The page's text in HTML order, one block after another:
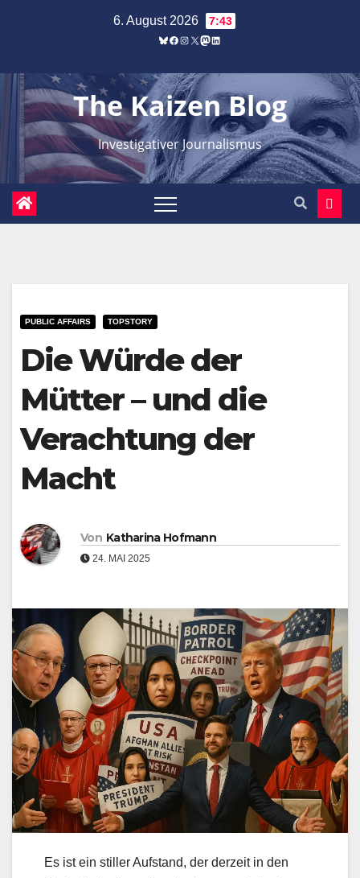
6. August 2026 7:43
Bluesky
Facebook
Instagram
X Mastodon
LinkedIn
The Kaizen Blog
Investigativer Journalismus
PUBLIC AFFAIRS TOPSTORY
Die Würde der
Mütter – und die
Verachtung der
Macht
Von Katharina Hofmann
24. MAI 2025
Es ist ein stiller Aufstand, der derzeit in den